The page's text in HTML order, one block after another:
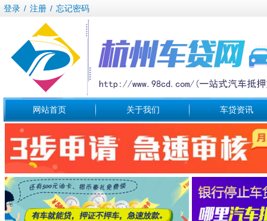
登录 / 注册 / 忘记密码
网站首页 关于我们 车贷资讯